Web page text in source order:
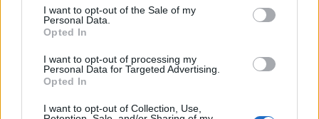
I want to opt-out of the Sale of my
Personal Data.
Opted In
I want to opt-out of processing my
Personal Data for Targeted Advertising.
Opted In
I want to opt-out of Collection, Use,
SHOWBIZ
Αθηνά Οικονομάκου: Ποζάρει όλο
νάζι στις τροπικές παραλίες των
Μπόρα Μπόρα
SHOWBIZ